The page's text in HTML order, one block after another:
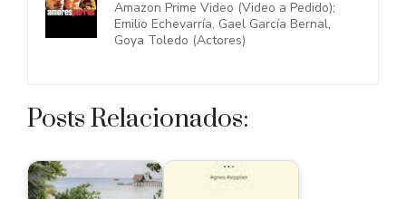
Amazon Prime Video (Video a Pedido);
Emilio Echevarría, Gael García Bernal,
Goya Toledo (Actores)
Posts Relacionados: